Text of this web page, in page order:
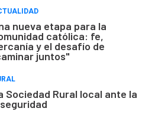
nueva etapa para la
católica: fe,
y el desafío de
juntos"
Sociedad Rural local ante la